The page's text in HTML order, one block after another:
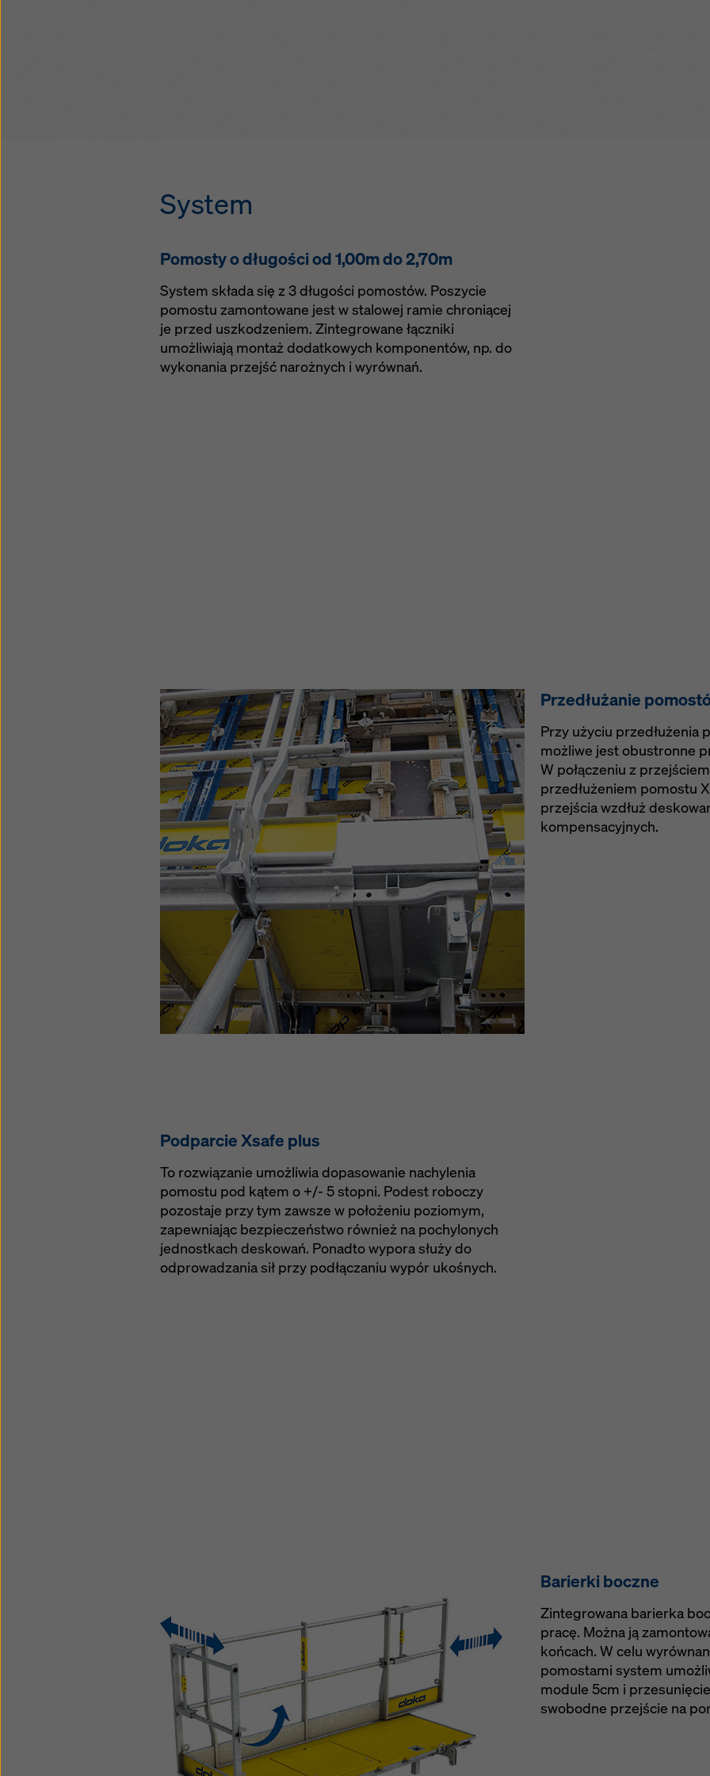
System
Pomosty o długości od 1,00m do 2,70m
System składa się z 3 długości pomostów. Poszycie
pomostu zamontowane jest w stalowej ramie chroniącej
je przed uszkodzeniem. Zintegrowane łączniki
umożliwiają montaż dodatkowych komponentów, np. do
wykonania przejść narożnych i wyrównań.
Przedłużanie
Przy użyciu przedłużenia
możliwe jest obustronne
W połączeniu z
przedłużeniem pomostu
przejścia wzdłuż
kompensacyjnych.
Podparcie Xsafe plus
To rozwiązanie umożliwia dopasowanie nachylenia
pomostu pod kątem o +/- 5 stopni. Podest roboczy
pozostaje przy tym zawsze w położeniu poziomym,
zapewniając bezpieczeństwo również na pochylonych
jednostkach deskowań. Ponadto wypora służy do
odprowadzania sił przy podłączaniu wypór ukośnych.
Barierki boczne
Zintegrowana barierka
pracę. Można ją
końcach. W celu
pomostami system
module 5cm i
swobodne przejście na